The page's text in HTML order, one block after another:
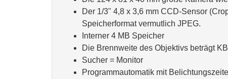
Der 1/3" 4,8 x 3,6 mm CCD-Sensor
Speicherformat vermutlich JPEG.
Interner 4 MB Speicher
Die Brennweite des Objektivs beträgt
Sucher = Monitor
Programmautomatik mit